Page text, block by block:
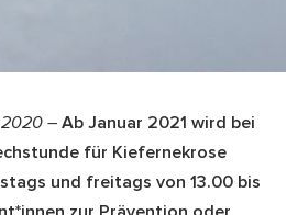
– Ab Januar 2021 wird bei
für Kiefernekrose
und freitags von 13.00 bis